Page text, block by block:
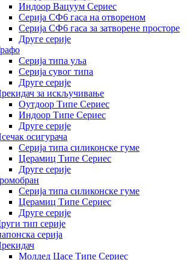
Индоор Вацуум Сериес
Серија СФ6 гаса на отвореном
Серија СФ6 гаса за затворене просторе
Друге серије
Серија типа уља
Серија сувог типа
Друге серије
за искључивање
Оутдоор Типе Сериес
Индоор Типе Сериес
Друге серије
осигурача
Серија типа силиконске гуме
Церамиц Типе Сериес
Друге серије
Серија типа силиконске гуме
Церамиц Типе Сериес
Друге серије
тип серије
серија
Молдед Цасе Типе Сериес